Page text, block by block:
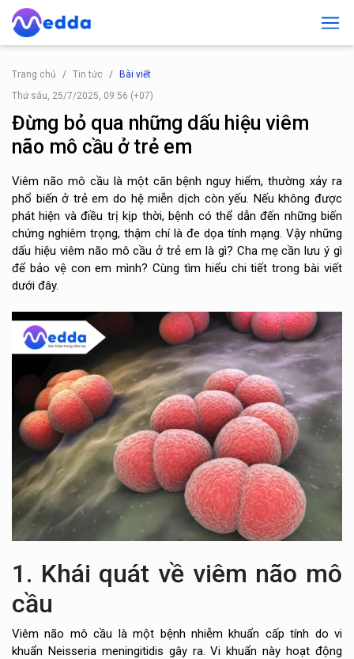
Trang chủ Tin tức
Bài viết
Thứ sáu, 25/7/2025, 09:56 (+07)
Đừng bỏ qua những dấu hiệu viêm
não mô cầu ở trẻ em
Viêm não mô cầu là một căn bệnh nguy hiểm, thường xảy ra
phổ biến ở trẻ em do hệ miễn dịch còn yếu. Nếu không được
phát hiện và điều trị kịp thời, bệnh có thể dẫn đến những biến
chứng nghiêm trọng, thậm chí là đe dọa tính mạng. Vậy những
dấu hiệu viêm não mô cầu ở trẻ em là gì? Cha mẹ cần lưu ý gì
để bảo vệ con em mình? Cùng tìm hiểu chi tiết trong bài viết
dưới đây.
1. Khái quát về viêm não mô
cầu
Viêm não mô cầu là một bệnh nhiễm khuẩn cấp tính do vi
khuẩn Neisseria meningitidis gây ra. Vi khuẩn này hoạt động